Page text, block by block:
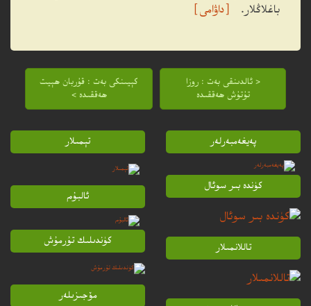
باغلاڭلار.
［داۋامى］
< ئالدىنقى بەت : روزا
تۇتۇش ھەققىدە
كېيىنكى بەت : قۇربان ھېيت
ھەققىدە >
پەيغەمبەرلەر
كۈندە بىر سوئال
تاللانمىلار
تېمىلار
ئالبۇم
كۈندىلىك تۇرمۇش
مۆجىزىلەر